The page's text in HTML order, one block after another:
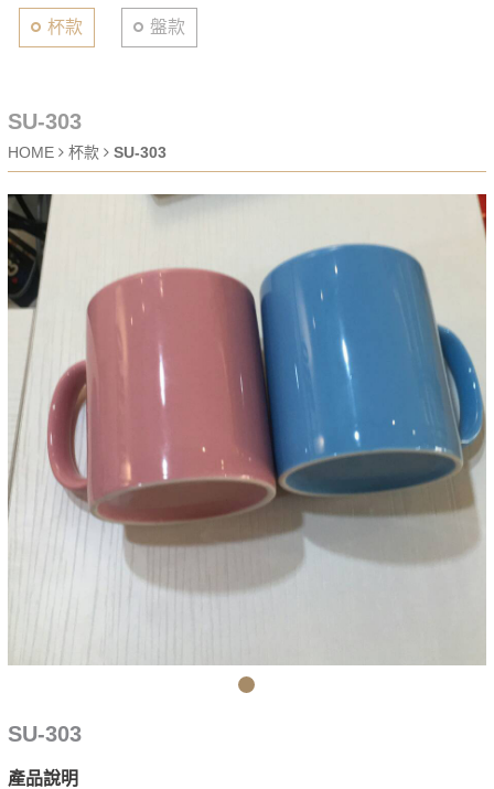
杯款 盤款
SU-303
HOME 杯款 SU-303
SU-303
產品說明